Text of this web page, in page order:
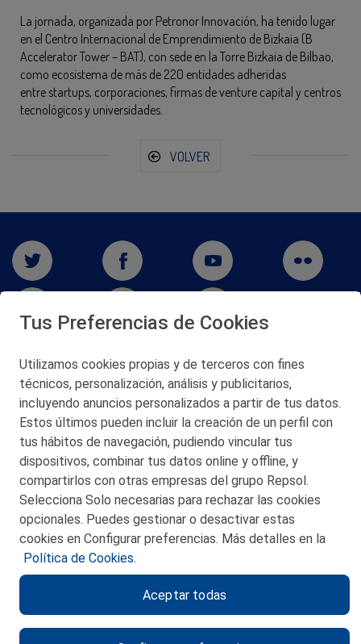
La jornada, organizada por Petronor Innovación, ha tenido lugar
en el Centro Internacional de Emprendimiento de Bizkaia (B
Accelerator Tower – BAT), con sede en la Torre Bizkaia de Bilbao,
como ecosistema de más de 220 entidades adheridas
entre startups, corporaciones, firmas de venture capital y centros
tecnológicos y universidades.
VOLVER
San Martín 5-Edificio Muñatones,
48550 Muskiz (Bizkaia)
Telf. 946 357 000
© 2026 Petronor S.A.
CONTACTO
POLITICA DE PRIVACIDAD
AVISO LEGAL
Tus Preferencias de Cookies
Utilizamos cookies propias y de terceros con fines
técnicos, personalización, análisis y publicitarios,
incluyendo anuncios personalizados a partir de tus datos.
Estos últimos pueden incluir la creación de un perfil con
tus hábitos de navegación, pudiendo vincular tus
dispositivos, combinar tus datos online y offline, y
compartirlos con otras empresas del grupo Repsol.
Selecciona Solo necesarias para rechazar las cookies
opcionales. Puedes gestionar o desactivar estas
cookies en Configurar preferencias. Más detalles en la
Política de Cookies.
Aceptar todas